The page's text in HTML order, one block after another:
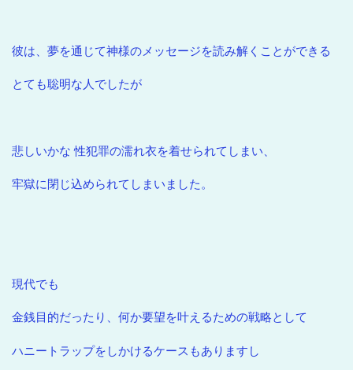
彼は、夢を通じて神様のメッセージを読み解くことができる
とても聡明な人でしたが
悲しいかな 性犯罪の濡れ衣を着せられてしまい、
牢獄に閉じ込められてしまいました。
現代でも
金銭目的だったり、何か要望を叶えるための戦略として
ハニートラップをしかけるケースもありますし